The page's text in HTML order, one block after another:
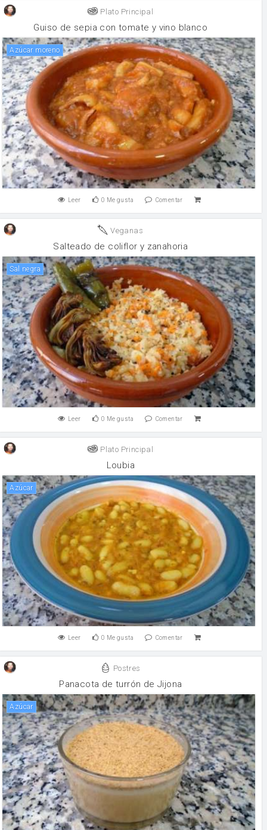
Plato Principal
Guiso de sepia con tomate y vino blanco
Azúcar moreno
Leer 0 Me gusta Comentar
Veganas
Salteado de coliflor y zanahoria
Sal negra
Leer 0 Me gusta Comentar
Plato Principal
Loubia
Azúcar
Leer 0 Me gusta Comentar
Postres
Panacota de turrón de Jijona
Azúcar